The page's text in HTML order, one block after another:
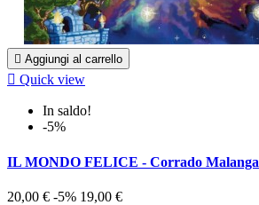
 Aggiungi al carrello
 Quick view
In saldo!
-5%
IL MONDO FELICE - Corrado Malanga
20,00 € -5% 19,00 €